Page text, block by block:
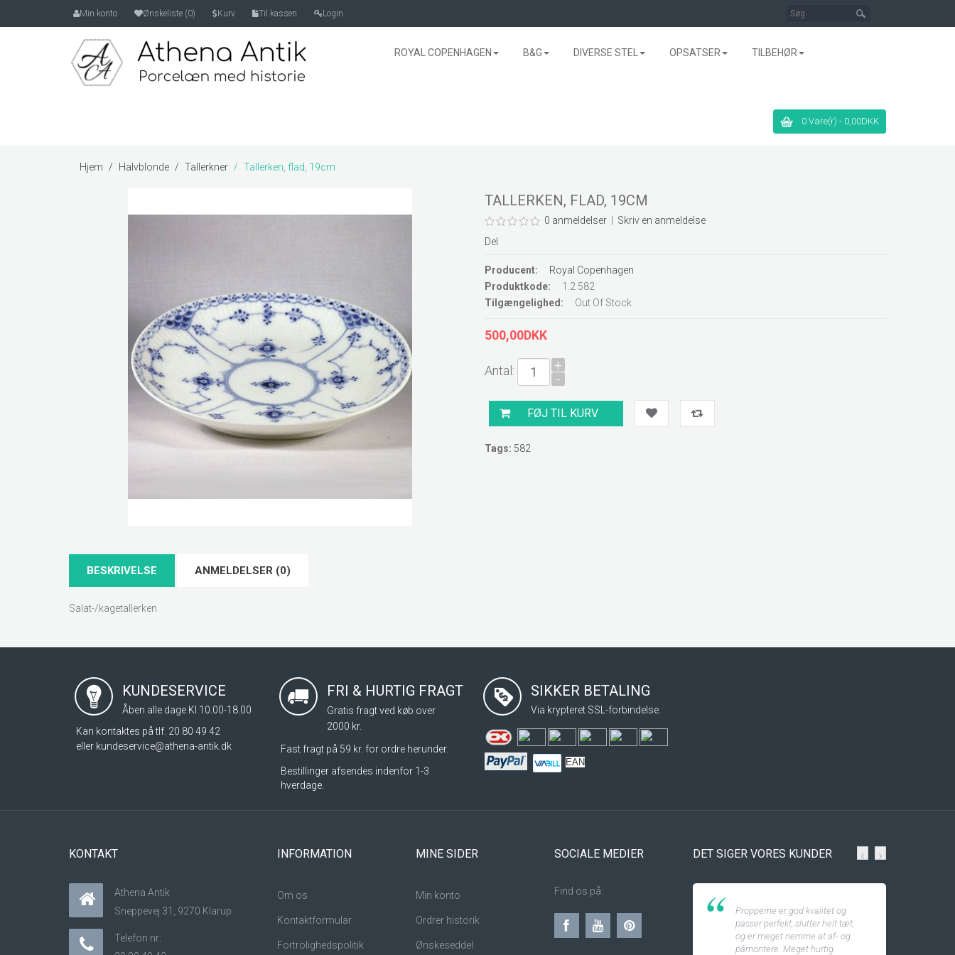
Min konto Ønskeliste (0) Kurv Til kassen Login
ROYAL COPENHAGEN B&G DIVERSE STEL OPSATSER TILBEHØR
0 Vare(r) - 0,00DKK
Hjem Halvblonde Tallerkner Tallerken, flad, 19cm
TALLERKEN, FLAD, 19CM
0 anmeldelser
Skriv en anmeldelse
Del
Producent:
Royal Copenhagen
Produktkode:
1.2 582
Tilgængelighed:
Out Of Stock
500,00DKK
Antal: +
-
Tags: 582
BESKRIVELSE ANMELDELSER (0)
Salat-/kagetallerken
KUNDESERVICE
Åben alle dage Kl.10.00-18.00
Kan kontaktes på tlf. 20 80 49 42
eller kundeservice@athena-antik.dk
FRI & HURTIG FRAGT
Gratis fragt ved køb over
2000 kr.
Fast fragt på 59 kr. for ordre herunder.
Bestillinger afsendes indenfor 1-3
hverdage.
SIKKER BETALING
Via krypteret SSL-forbindelse.
EAN
KONTAKT
Athena Antik
Sneppevej 31, 9270 Klarup
Telefon nr:
INFORMATION
Om os
Kontaktformular
Fortrolighedspolitik
MINE SIDER
Min konto
Ordrer historik
Ønskeseddel
SOCIALE MEDIER
Find os på:
DET SIGER VORES KUNDER
Propperne er god kvalitet og
passer perfekt, slutter helt tæt,
og er meget nemme at af- og
påmontere. Meget hurtig
‹ ›